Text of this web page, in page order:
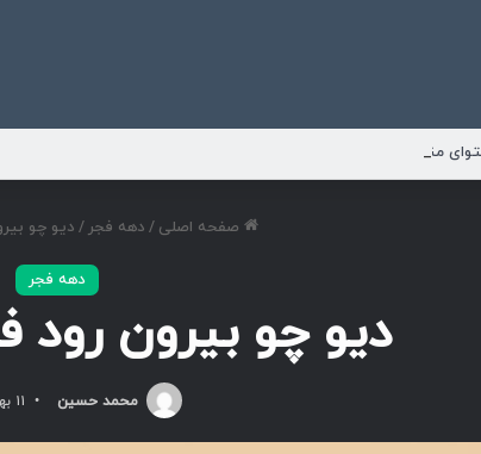
مناسبتی و موضوعی
صفحه اصلی / دهه فجر / دیو چو
دهه فجر
دیو چو بیرون رود
محمد حسین ۱۱ بهمن ۱۴۰۰